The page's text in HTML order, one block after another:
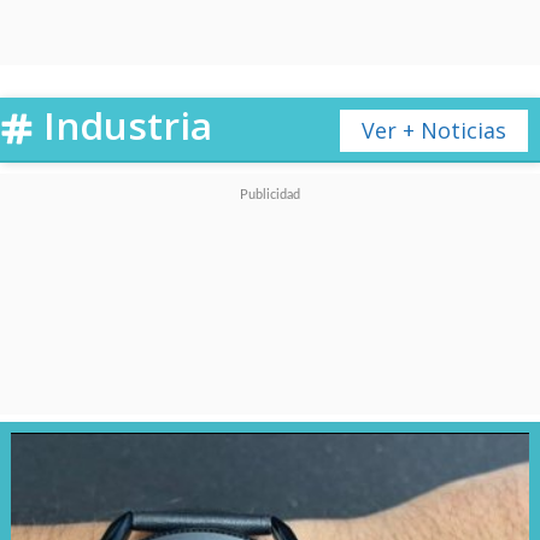
del evento.
La presencia deAMDsumó un
siendo optimizada para cargas
Ver + Noticias
Industria